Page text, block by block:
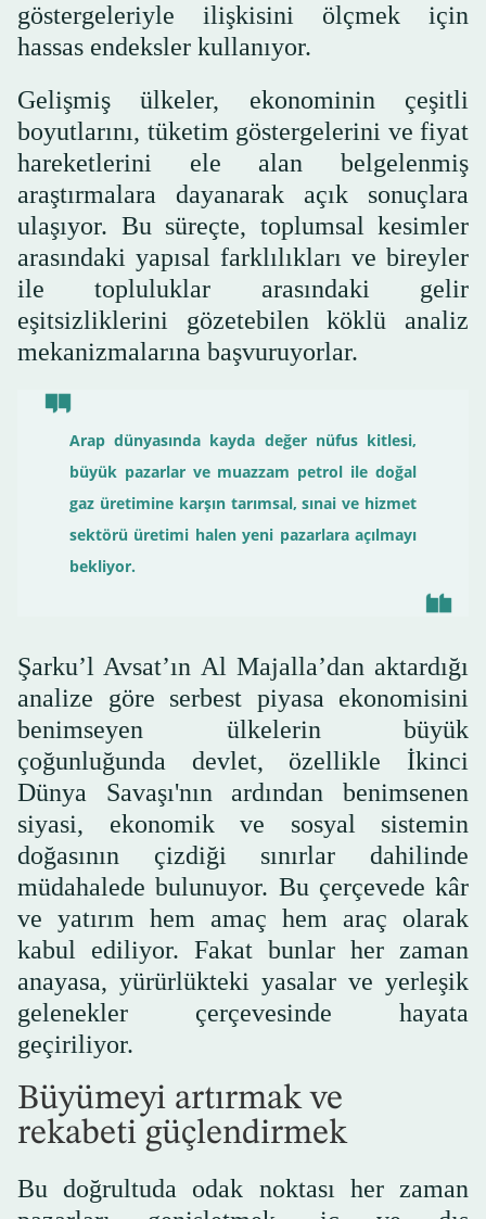
göstergeleriyle ilişkisini ölçmek için
hassas endeksler kullanıyor.
Gelişmiş ülkeler, ekonominin çeşitli
boyutlarını, tüketim göstergelerini ve fiyat
hareketlerini ele alan belgelenmiş
araştırmalara dayanarak açık sonuçlara
ulaşıyor. Bu süreçte, toplumsal kesimler
arasındaki yapısal farklılıkları ve bireyler
ile topluluklar arasındaki gelir
eşitsizliklerini gözetebilen köklü analiz
mekanizmalarına başvuruyorlar.
Arap dünyasında kayda değer nüfus kitlesi,
büyük pazarlar ve muazzam petrol ile doğal
gaz üretimine karşın tarımsal, sınai ve hizmet
sektörü üretimi halen yeni pazarlara açılmayı
bekliyor.
Şarku’l Avsat’ın Al Majalla’dan aktardığı
analize göre serbest piyasa ekonomisini
benimseyen ülkelerin büyük
çoğunluğunda devlet, özellikle İkinci
Dünya Savaşı'nın ardından benimsenen
siyasi, ekonomik ve sosyal sistemin
doğasının çizdiği sınırlar dahilinde
müdahalede bulunuyor. Bu çerçevede kâr
ve yatırım hem amaç hem araç olarak
kabul ediliyor. Fakat bunlar her zaman
anayasa, yürürlükteki yasalar ve yerleşik
gelenekler çerçevesinde hayata
geçiriliyor.
Büyümeyi artırmak ve
rekabeti güçlendirmek
Bu doğrultuda odak noktası her zaman